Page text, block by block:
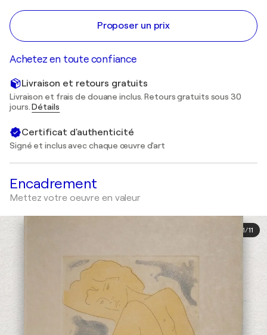
Proposer un prix
Achetez en toute confiance
Livraison et retours gratuits
Livraison et frais de douane inclus. Retours gratuits sous 30
jours.Détails
Certificat d'authenticité
Signé et inclus avec chaque œuvre d'art
Encadrement
Mettez votre oeuvre en valeur
1/11